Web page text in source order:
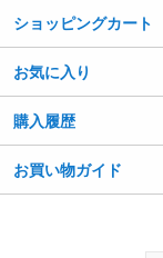
ショッピングカート
お気に入り
購入履歴
お買い物ガイド